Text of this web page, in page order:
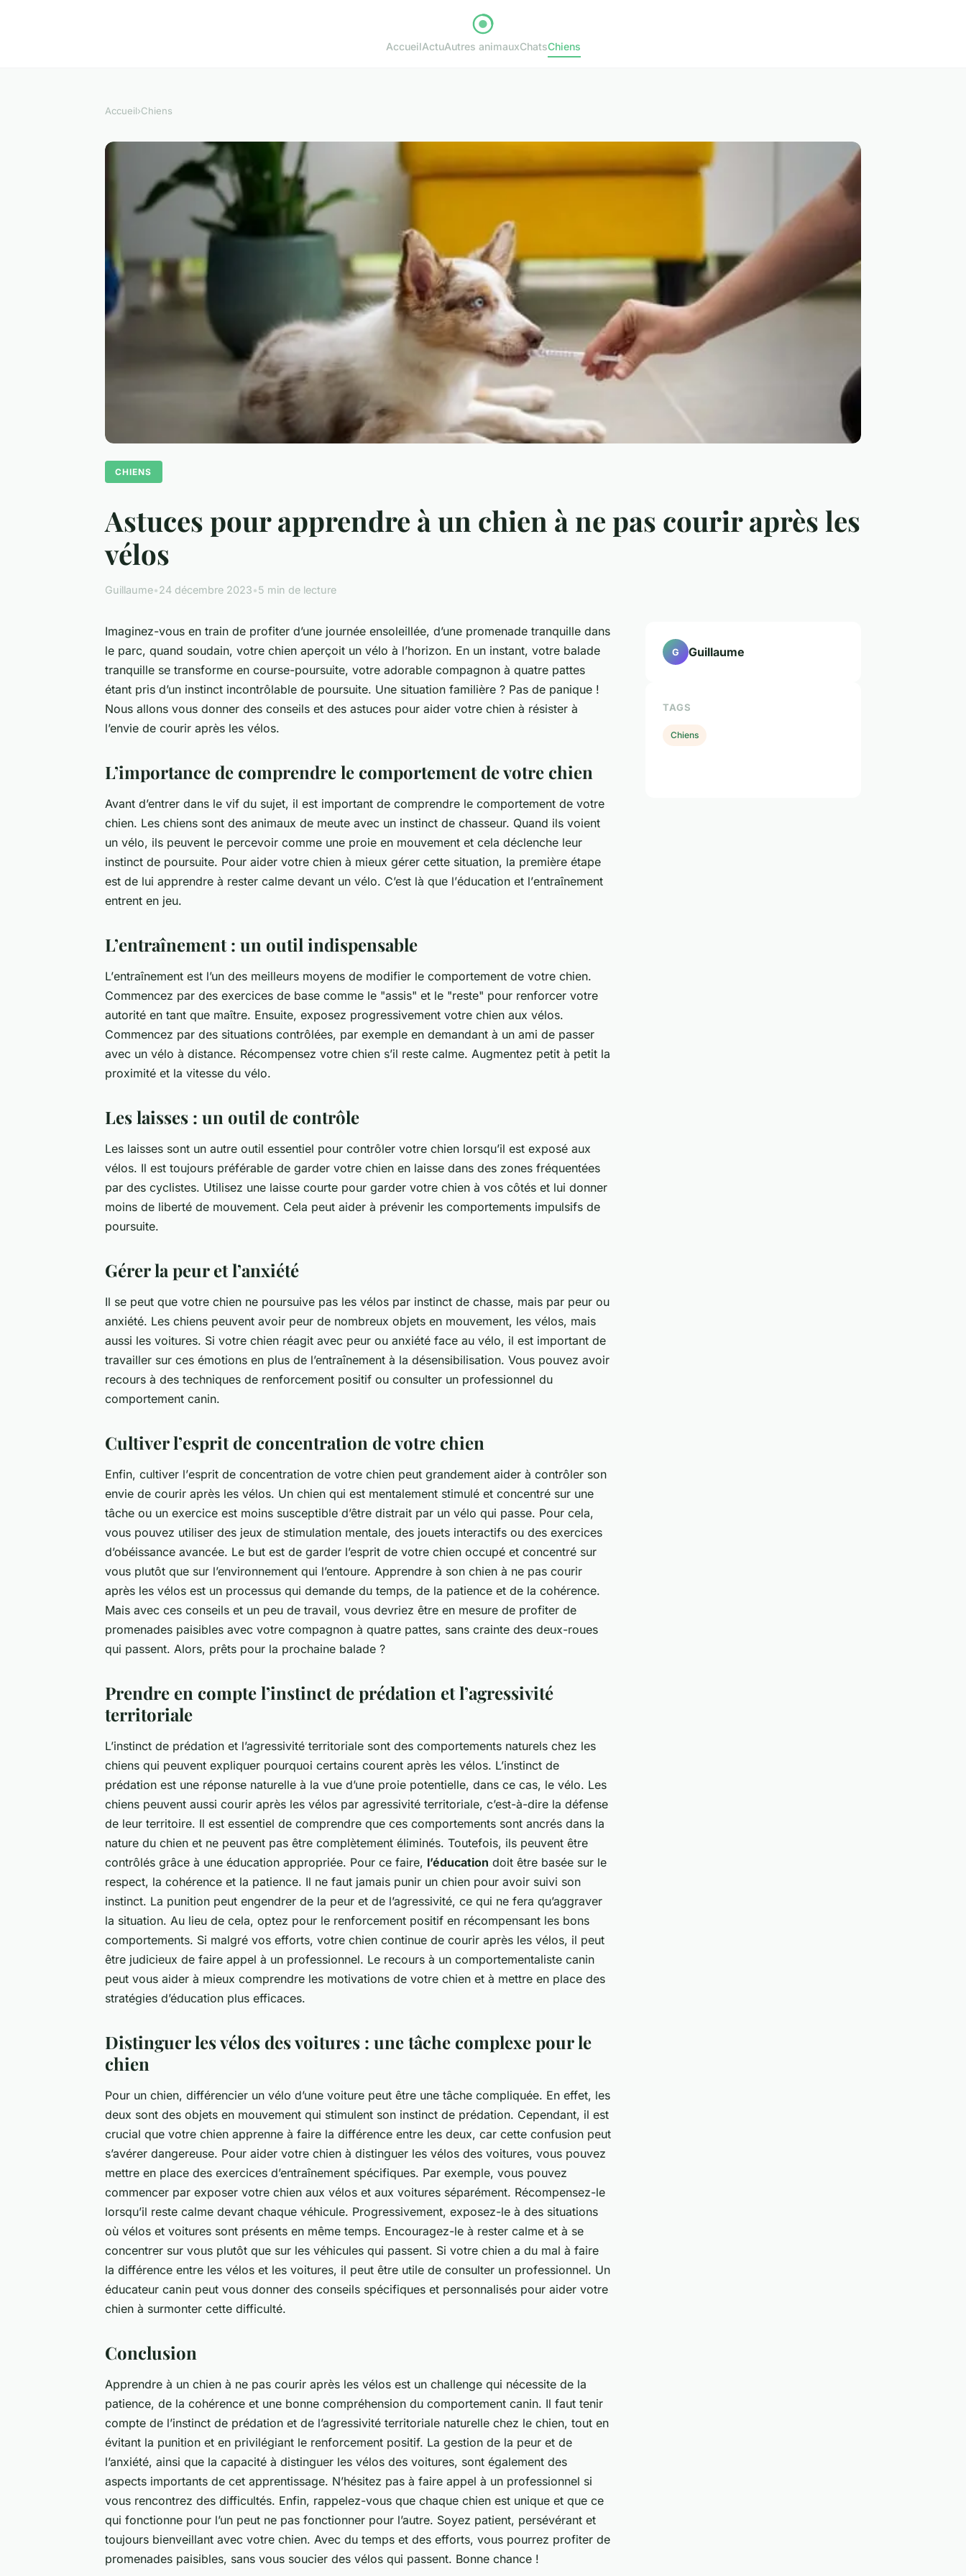
AccueilActuAutres animauxChatsChiens
Accueil›Chiens
CHIENS
Astuces pour apprendre à un chien à ne pas courir après les
vélos
Guillaume•24 décembre 2023•5 min de lecture
Imaginez-vous en train de profiter d’une journée ensoleillée, d’une promenade tranquille dans
le parc, quand soudain, votre chien aperçoit un vélo à l’horizon. En un instant, votre balade
tranquille se transforme en course-poursuite, votre adorable compagnon à quatre pattes
étant pris d’un instinct incontrôlable de poursuite. Une situation familière ? Pas de panique !
Nous allons vous donner des conseils et des astuces pour aider votre chien à résister à
l’envie de courir après les vélos.
L’importance de comprendre le comportement de votre chien
Avant d’entrer dans le vif du sujet, il est important de comprendre le comportement de votre
chien. Les chiens sont des animaux de meute avec un instinct de chasseur. Quand ils voient
un vélo, ils peuvent le percevoir comme une proie en mouvement et cela déclenche leur
instinct de poursuite. Pour aider votre chien à mieux gérer cette situation, la première étape
est de lui apprendre à rester calme devant un vélo. C’est là que l’éducation et l’entraînement
entrent en jeu.
L’entraînement : un outil indispensable
L’entraînement est l’un des meilleurs moyens de modifier le comportement de votre chien.
Commencez par des exercices de base comme le "assis" et le "reste" pour renforcer votre
autorité en tant que maître. Ensuite, exposez progressivement votre chien aux vélos.
Commencez par des situations contrôlées, par exemple en demandant à un ami de passer
avec un vélo à distance. Récompensez votre chien s’il reste calme. Augmentez petit à petit la
proximité et la vitesse du vélo.
Les laisses : un outil de contrôle
Les laisses sont un autre outil essentiel pour contrôler votre chien lorsqu’il est exposé aux
vélos. Il est toujours préférable de garder votre chien en laisse dans des zones fréquentées
par des cyclistes. Utilisez une laisse courte pour garder votre chien à vos côtés et lui donner
moins de liberté de mouvement. Cela peut aider à prévenir les comportements impulsifs de
poursuite.
Gérer la peur et l’anxiété
Il se peut que votre chien ne poursuive pas les vélos par instinct de chasse, mais par peur ou
anxiété. Les chiens peuvent avoir peur de nombreux objets en mouvement, les vélos, mais
aussi les voitures. Si votre chien réagit avec peur ou anxiété face au vélo, il est important de
travailler sur ces émotions en plus de l’entraînement à la désensibilisation. Vous pouvez avoir
recours à des techniques de renforcement positif ou consulter un professionnel du
comportement canin.
Cultiver l’esprit de concentration de votre chien
Enfin, cultiver l’esprit de concentration de votre chien peut grandement aider à contrôler son
envie de courir après les vélos. Un chien qui est mentalement stimulé et concentré sur une
tâche ou un exercice est moins susceptible d’être distrait par un vélo qui passe. Pour cela,
vous pouvez utiliser des jeux de stimulation mentale, des jouets interactifs ou des exercices
d’obéissance avancée. Le but est de garder l’esprit de votre chien occupé et concentré sur
vous plutôt que sur l’environnement qui l’entoure. Apprendre à son chien à ne pas courir
après les vélos est un processus qui demande du temps, de la patience et de la cohérence.
Mais avec ces conseils et un peu de travail, vous devriez être en mesure de profiter de
promenades paisibles avec votre compagnon à quatre pattes, sans crainte des deux-roues
qui passent. Alors, prêts pour la prochaine balade ?
Prendre en compte l’instinct de prédation et l’agressivité
territoriale
L’instinct de prédation et l’agressivité territoriale sont des comportements naturels chez les
chiens qui peuvent expliquer pourquoi certains courent après les vélos. L’instinct de
prédation est une réponse naturelle à la vue d’une proie potentielle, dans ce cas, le vélo. Les
chiens peuvent aussi courir après les vélos par agressivité territoriale, c’est-à-dire la défense
de leur territoire. Il est essentiel de comprendre que ces comportements sont ancrés dans la
nature du chien et ne peuvent pas être complètement éliminés. Toutefois, ils peuvent être
contrôlés grâce à une éducation appropriée. Pour ce faire, l’éducation doit être basée sur le
respect, la cohérence et la patience. Il ne faut jamais punir un chien pour avoir suivi son
instinct. La punition peut engendrer de la peur et de l’agressivité, ce qui ne fera qu’aggraver
la situation. Au lieu de cela, optez pour le renforcement positif en récompensant les bons
comportements. Si malgré vos efforts, votre chien continue de courir après les vélos, il peut
être judicieux de faire appel à un professionnel. Le recours à un comportementaliste canin
peut vous aider à mieux comprendre les motivations de votre chien et à mettre en place des
stratégies d’éducation plus efficaces.
Distinguer les vélos des voitures : une tâche complexe pour le
chien
Pour un chien, différencier un vélo d’une voiture peut être une tâche compliquée. En effet, les
deux sont des objets en mouvement qui stimulent son instinct de prédation. Cependant, il est
crucial que votre chien apprenne à faire la différence entre les deux, car cette confusion peut
s’avérer dangereuse. Pour aider votre chien à distinguer les vélos des voitures, vous pouvez
mettre en place des exercices d’entraînement spécifiques. Par exemple, vous pouvez
commencer par exposer votre chien aux vélos et aux voitures séparément. Récompensez-le
lorsqu’il reste calme devant chaque véhicule. Progressivement, exposez-le à des situations
où vélos et voitures sont présents en même temps. Encouragez-le à rester calme et à se
concentrer sur vous plutôt que sur les véhicules qui passent. Si votre chien a du mal à faire
la différence entre les vélos et les voitures, il peut être utile de consulter un professionnel. Un
éducateur canin peut vous donner des conseils spécifiques et personnalisés pour aider votre
chien à surmonter cette difficulté.
Conclusion
Apprendre à un chien à ne pas courir après les vélos est un challenge qui nécessite de la
patience, de la cohérence et une bonne compréhension du comportement canin. Il faut tenir
compte de l’instinct de prédation et de l’agressivité territoriale naturelle chez le chien, tout en
évitant la punition et en privilégiant le renforcement positif. La gestion de la peur et de
l’anxiété, ainsi que la capacité à distinguer les vélos des voitures, sont également des
aspects importants de cet apprentissage. N’hésitez pas à faire appel à un professionnel si
vous rencontrez des difficultés. Enfin, rappelez-vous que chaque chien est unique et que ce
qui fonctionne pour l’un peut ne pas fonctionner pour l’autre. Soyez patient, persévérant et
toujours bienveillant avec votre chien. Avec du temps et des efforts, vous pourrez profiter de
promenades paisibles, sans vous soucier des vélos qui passent. Bonne chance !
G Guillaume
TAGS
Chiens